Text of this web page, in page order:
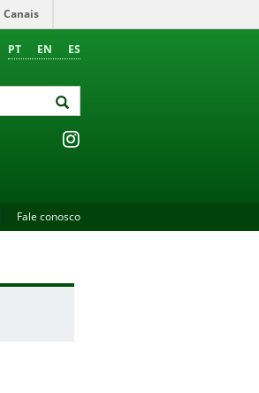
Canais
PT EN ES
Fale conosco